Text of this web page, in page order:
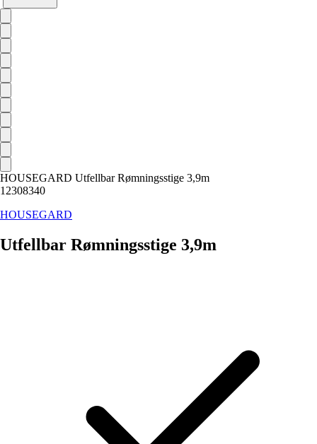
HOUSEGARD Utfellbar Rømningsstige 3,9m
12308340
HOUSEGARD
Utfellbar Rømningsstige 3,9m